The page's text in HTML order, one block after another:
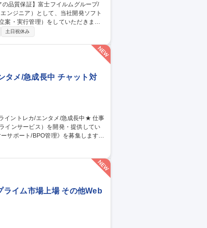
案・実行管理）をしていただきま
可
土日祝休み
タメ/急成長中 チャット対
インサービス）を開発・提供してい
サポート/BPO管理》を募集します！
管理や教育、社内連携を通じサービ
ク 【仕事の魅力】急成長組織でCS
種 【カスタマー
ライム市場上場 その他Web